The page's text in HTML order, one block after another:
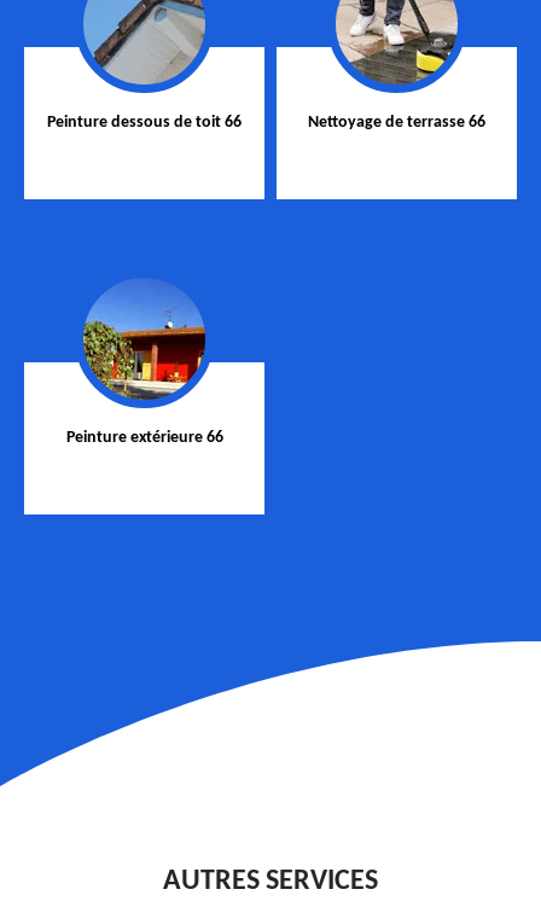
Peinture dessous de toit 66 Nettoyage de terrasse 66
Peinture extérieure 66
AUTRES SERVICES